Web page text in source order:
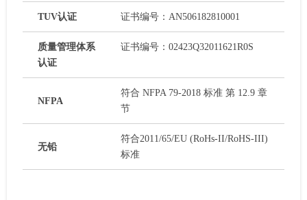
TUV认证 证书编号：AN506182810001
质量管理体系
认证
证书编号：02423Q32011621R0S
NFPA
符合 NFPA 79-2018 标准 第 12.9 章
节
无铅
符合2011/65/EU (RoHs-II/RoHS-III)
标准